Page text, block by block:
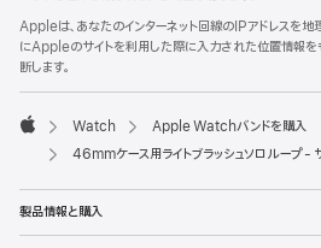
タ
ー
Appleは、あなたのインターネット回線のIPアドレスを地
にAppleのサイトを利用した際に入力された位置情報を
断します。
Apple
Watch
Apple Watchバンドを購入
46mmケース用ライトブラッシュソロループ -
製品情報と購入